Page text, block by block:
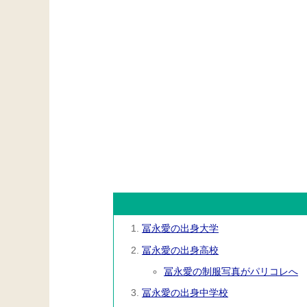
冨永愛の出身大学
冨永愛の出身高校
冨永愛の制服写真がパリコレへ
冨永愛の出身中学校